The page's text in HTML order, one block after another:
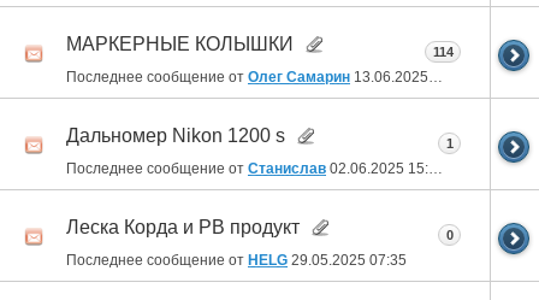
МАРКЕРНЫЕ КОЛЫШКИ
Последнее сообщение от Олег Самарин 13.06.2025 16:11
114
Дальномер Nikon 1200 s
Последнее сообщение от Станислав 02.06.2025 15:36
1
Леска Корда и РВ продукт
Последнее сообщение от HELG 29.05.2025 07:35
0